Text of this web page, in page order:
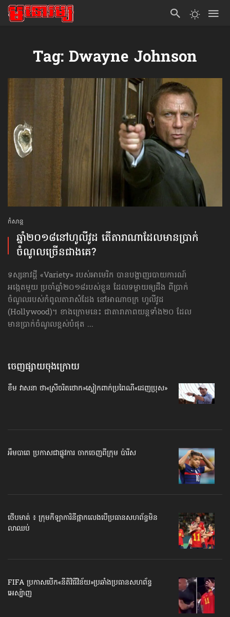
Tag: Dwayne Johnson
កំសាន្ដ
ឆ្នាំ២០១៨​នៅ​ហូលីវូដ តើ​តារា​ណា​ដែល​មាន​ប្រាក់​
ចំណូល​ច្រើន​ជាង​គេ?
ទស្សនាវដ្ដី «Variety» របស់អាមេរិក បានបង្ហាញរបាយការណ៍
អង្កេតមួយ ប្រចាំឆ្នាំ២០១៨របស់ខ្លួន ដែលទម្លាយឲ្យដឹង ពីប្រាក់
ចំណូលរបស់កំពូលតារាសំដែង នៅអាណាចក្រ ហូលីវូដ
(Hollywood)។ ខាងក្រោមនេះ ជាតារាភាពយន្ដទាំង២០ ដែល
មានប្រាក់ចំណូលខ្ពស់បំផុត ...
ចេញផ្សាយចុងក្រោយ
ខឹម វាសនា ថា«ស្រីចរិតថោក»​ស្លៀកពាក់ប្រពៃណី​«ដេញប្រុស»
អឹមបាពេ ប្រកាសជាផ្លូវការ ចាកចេញពីក្រុម ប៉ារីស
ថើបមាត់ ៖ ក្រុមកីឡាការិនី​ផ្អាកលេង​​បើប្រធានសហព័ន្ធ​មិន
លាឈប់
FIFA ប្រកាសបើក​«នីតិវិធីវិន័យ»​ប្រឆាំងប្រធានសហព័ន្ធ​
អេស្ប៉ាញ